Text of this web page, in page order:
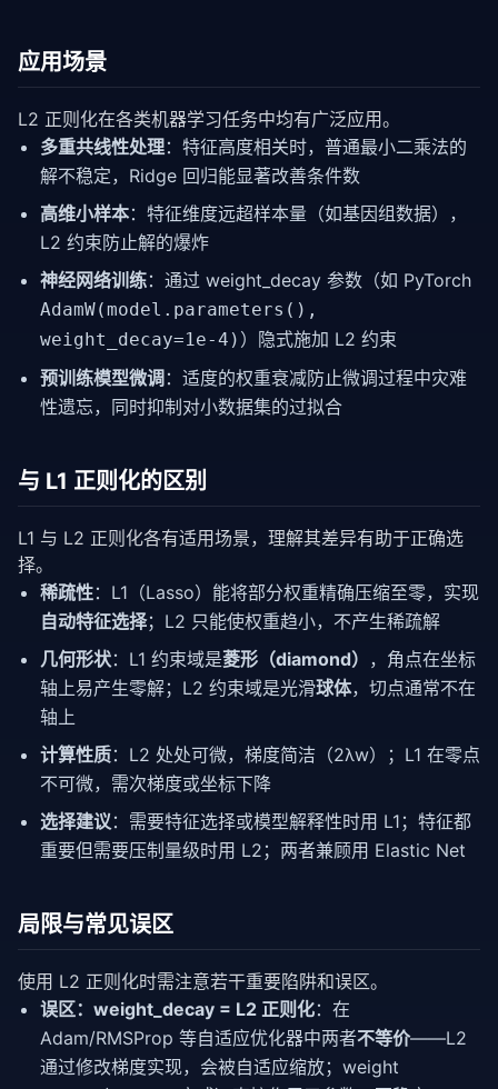
应用场景
L2 正则化在各类机器学习任务中均有广泛应用。
多重共线性处理：特征高度相关时，普通最小二乘法的
解不稳定，Ridge 回归能显著改善条件数
高维小样本：特征维度远超样本量（如基因组数据），
L2 约束防止解的爆炸
神经网络训练：通过 weight_decay 参数（如 PyTorch
AdamW(model.parameters(),
weight_decay=1e-4) ）隐式施加 L2 约束
预训练模型微调 ：适度的权重衰减防止微调过程中灾难
性遗忘，同时抑制对小数据集的过拟合
与 L1 正则化的区别
L1 与 L2 正则化各有适用场景，理解其差异有助于正确选
择。
稀疏性：L1（Lasso）能将部分权重精确压缩至零，实现
自动特征选择；L2 只能使权重趋小，不产生稀疏解
几何形状：L1 约束域是菱形（diamond） ，角点在坐标
轴上易产生零解；L2 约束域是光滑球体，切点通常不在
轴上
计算性质：L2 处处可微，梯度简洁（2λw）；L1 在零点
不可微，需次梯度或坐标下降
选择建议：需要特征选择或模型解释性时用 L1；特征都
重要但需要压制量级时用 L2；两者兼顾用 Elastic Net
局限与常见误区
使用 L2 正则化时需注意若干重要陷阱和误区。
误区：weight_decay = L2 正则化：在
Adam/RMSProp 等自适应优化器中两者不等价——L2
通过修改梯度实现，会被自适应缩放；weight